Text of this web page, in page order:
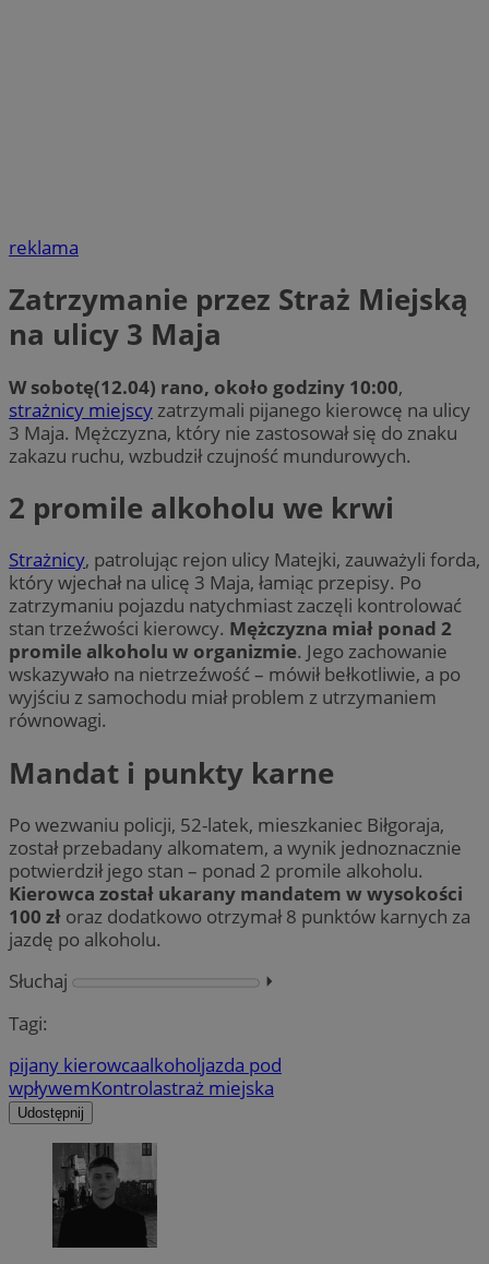
reklama
Zatrzymanie przez Straż Miejską
na ulicy 3 Maja
W sobotę(12.04) rano, około godziny 10:00,
strażnicy miejscyzatrzymali pijanego kierowcę na ulicy
3 Maja. Mężczyzna, który nie zastosował się do znaku
zakazu ruchu, wzbudził czujność mundurowych.
2 promile alkoholu we krwi
Strażnicy, patrolując rejon ulicy Matejki, zauważyli forda,
który wjechał na ulicę 3 Maja, łamiąc przepisy. Po
zatrzymaniu pojazdu natychmiast zaczęli kontrolować
stan trzeźwości kierowcy. Mężczyzna miał ponad 2
promile alkoholu w organizmie. Jego zachowanie
wskazywało na nietrzeźwość – mówił bełkotliwie, a po
wyjściu z samochodu miał problem z utrzymaniem
równowagi.
Mandat i punkty karne
Po wezwaniu policji, 52-latek, mieszkaniec Biłgoraja,
został przebadany alkomatem, a wynik jednoznacznie
potwierdził jego stan – ponad 2 promile alkoholu.
Kierowca został ukarany mandatem w wysokości
100 zł oraz dodatkowo otrzymał 8 punktów karnych za
jazdę po alkoholu.
Słuchaj
⏵︎
Tagi:
pijany kierowcaalkoholjazda pod
wpływemKontrolastraż miejska
Udostępnij